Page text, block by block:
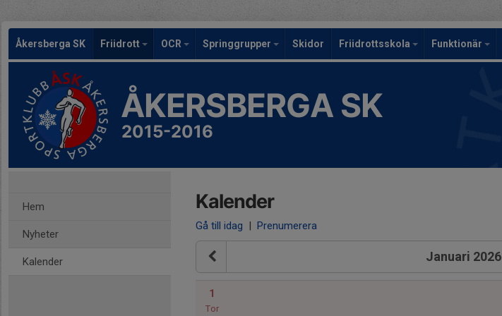
Åkersberga SK Friidrott OCR Springgrupper Skidor Friidrottsskola Funktionär
ÅKERSBERGA SK
2015-2016
Hem
Nyheter
Kalender
Kalender
Gå till idag | Prenumerera
Januari 2026
1
Tor